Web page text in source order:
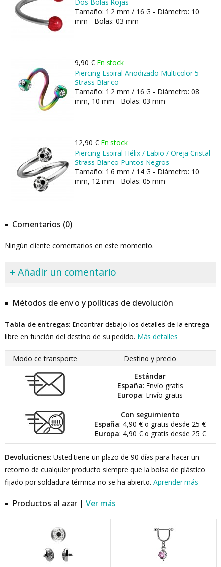
Dos Bolas Rojas
Tamaño: 1.2 mm / 16 G - Diámetro: 10
mm - Bolas: 03 mm
9,90 € En stock
Piercing Espiral Anodizado Multicolor 5
Strass Blanco
Tamaño: 1.2 mm / 16 G - Diámetro: 08
mm, 10 mm - Bolas: 03 mm
12,90 € En stock
Piercing Espiral Hélix / Labio / Oreja Cristal
Strass Blanco Puntos Negros
Tamaño: 1.6 mm / 14 G - Diámetro: 10
mm, 12 mm - Bolas: 05 mm
Comentarios (0)
Ningún cliente comentarios en este momento.
+ Añadir un comentario
Métodos de envío y políticas de devolución
Tabla de entregas: Encontrar debajo los detalles de la entrega
libre en función del destino de su pedido. Más detalles
Modo de transporte
Destino y precio
Estándar
España: Envío gratis
Europa: Envío gratis
Con seguimiento
España: 4,90 € o gratis desde 25 €
Europa: 4,90 € o gratis desde 25 €
Devoluciones: Usted tiene un plazo de 90 días para hacer un
retorno de cualquier producto siempre que la bolsa de plástico
fijado por soldadura térmica no se ha abierto. Aprender más
Productos al azar | Ver más